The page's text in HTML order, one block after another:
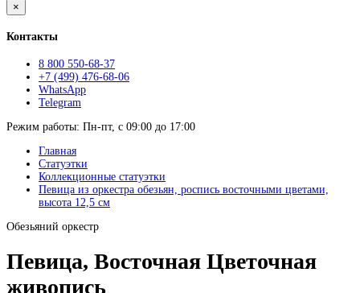
×
Контакты
8 800 550-68-37
+7 (499) 476-68-06
WhatsApp
Telegram
Режим работы: Пн-пт, с 09:00 до 17:00
Главная
Статуэтки
Коллекционные статуэтки
Певица из оркестра обезьян, роспись восточными цветами,
высота 12,5 см
Обезьяний оркестр
Певица, Восточная Цветочная
живопись